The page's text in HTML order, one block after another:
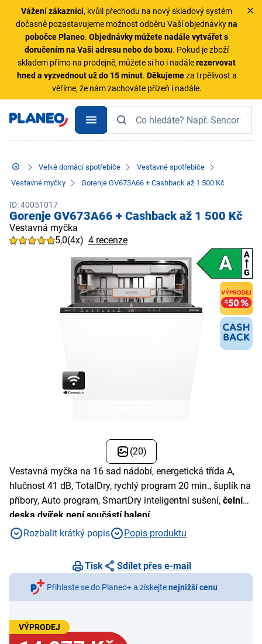
Vážení zákazníci, kvůli přechodu na nový skladový systém
dočasně pozastavujeme možnost odběru Vaší objednávkyna
pobočce Planeo.Objednávky můžete nadále vytvářet s
doručením na Vaši adresu nebo do boxu. Pokud je zboží
skladem přímo na prodejně, můžete si ho i nadálerezervovat
hned a vyzvednout už do 15 minut. Děkujemeza trpělivost a
věříme, že nám zachováte přízeň i nadále.
Velké domácí spotřebiče
Vestavné spotřebiče
Vestavné myčky
Gorenje GV673A66 + Cashback až 1 500 Kč
ID: 40051017
Gorenje GV673A66 + Cashback až 1 500 Kč
Vestavná myčka
5,0(4x) 4 recenze
(20)
Vestavná myčka na 16 sad nádobí, energetická třída A,
hlučnost 41 dB, TotalDry, rychlý program 20 min., šuplík na
příbory, Auto program, SmartDry inteligentní sušení, čelní
deska dvířek není součástí balení
Rozbalit krátký popis
Popis produktu
Tisk Sdílet přes e-mail
Přihlaste se do Planeo+ a získejtenejnižší cenu
VÝPRODEJ